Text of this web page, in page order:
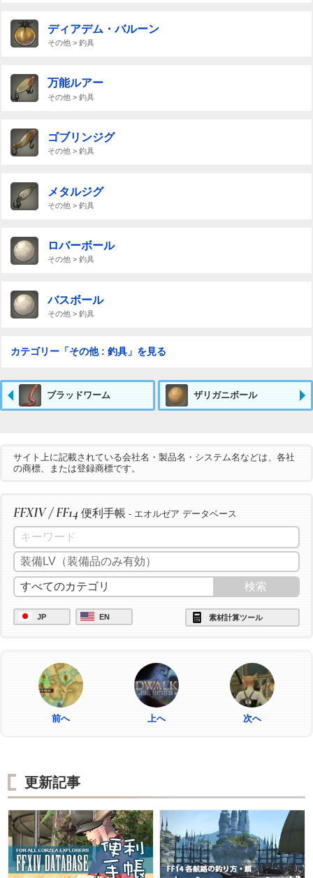
ディアデム・バルーン
その他 > 釣具
万能ルアー
その他 > 釣具
ゴブリンジグ
その他 > 釣具
メタルジグ
その他 > 釣具
ロバーボール
その他 > 釣具
バスボール
その他 > 釣具
カテゴリー「その他 : 釣具」を見る
ブラッドワーム ザリガニボール
サイト上に記載されている会社名・製品名・システム名などは、各社
の商標、または登録商標です。
FFXIV / FF14 便利手帳 - エオルゼア データベース
JP EN 素材計算ツール
前へ 上へ 次へ
更新記事